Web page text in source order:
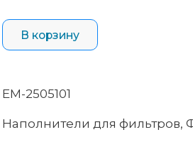
В корзину
EM-2505101
Наполнители для фильтров,